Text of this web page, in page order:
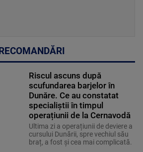
RECOMANDĂRI
Riscul ascuns după
scufundarea barjelor în
Dunăre. Ce au constatat
specialiștii în timpul
operațiunii de la Cernavodă
Ultima zi a operațiunii de deviere a
cursului Dunării, spre vechiul său
braț, a fost și cea mai complicată.